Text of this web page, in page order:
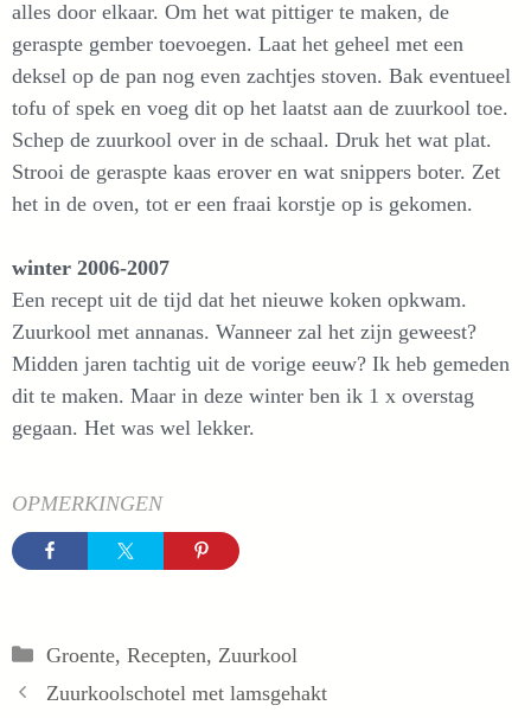
alles door elkaar. Om het wat pittiger te maken, de
geraspte gember toevoegen. Laat het geheel met een
deksel op de pan nog even zachtjes stoven. Bak eventueel
tofu of spek en voeg dit op het laatst aan de zuurkool toe.
Schep de zuurkool over in de schaal. Druk het wat plat.
Strooi de geraspte kaas erover en wat snippers boter. Zet
het in de oven, tot er een fraai korstje op is gekomen.
winter 2006-2007
Een recept uit de tijd dat het nieuwe koken opkwam.
Zuurkool met annanas. Wanneer zal het zijn geweest?
Midden jaren tachtig uit de vorige eeuw? Ik heb gemeden
dit te maken. Maar in deze winter ben ik 1 x overstag
gegaan. Het was wel lekker.
OPMERKINGEN
Categorieën
Groente, Recepten, Zuurkool
Zuurkoolschotel met lamsgehakt